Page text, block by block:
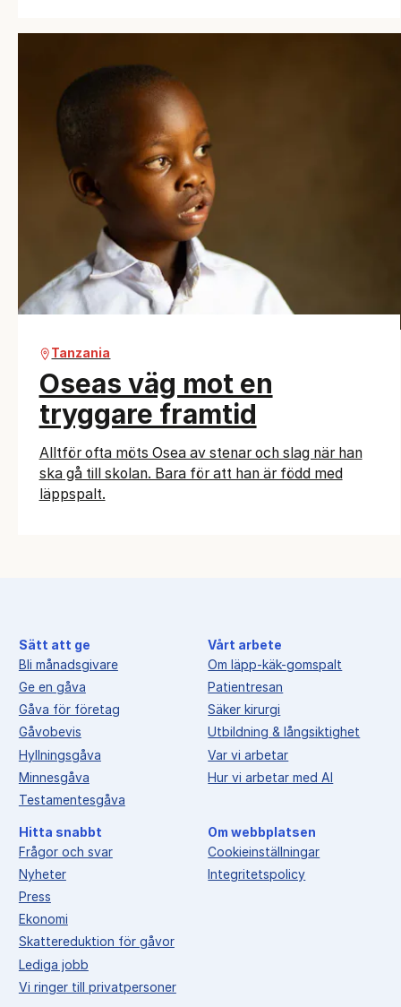
Tanzania
Oseas väg mot en
tryggare framtid
Alltför ofta möts Osea av stenar och slag när han
ska gå till skolan. Bara för att han är född med
läppspalt.
Sätt att ge
Bli månadsgivare
Ge en gåva
Gåva för företag
Gåvobevis
Hyllningsgåva
Minnesgåva
Testamentesgåva
Vårt arbete
Om läpp-käk-gomspalt
Patientresan
Säker kirurgi
Utbildning & långsiktighet
Var vi arbetar
Hur vi arbetar med AI
Hitta snabbt
Frågor och svar
Nyheter
Press
Ekonomi
Skattereduktion för gåvor
Lediga jobb
Vi ringer till privatpersoner
Om webbplatsen
Cookieinställningar
Integritetspolicy